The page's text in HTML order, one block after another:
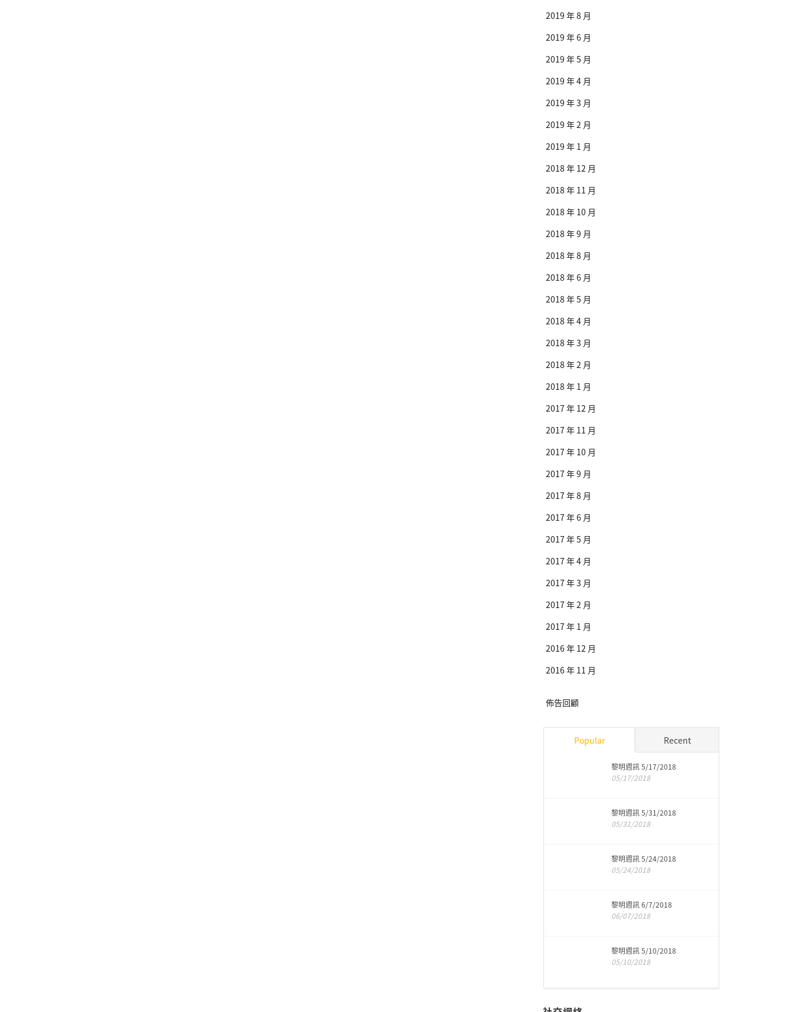
2019 年 8 月
2019 年 6 月
2019 年 5 月
2019 年 4 月
2019 年 3 月
2019 年 2 月
2019 年 1 月
2018 年 12 月
2018 年 11 月
2018 年 10 月
2018 年 9 月
2018 年 8 月
2018 年 6 月
2018 年 5 月
2018 年 4 月
2018 年 3 月
2018 年 2 月
2018 年 1 月
2017 年 12 月
2017 年 11 月
2017 年 10 月
2017 年 9 月
2017 年 8 月
2017 年 6 月
2017 年 5 月
2017 年 4 月
2017 年 3 月
2017 年 2 月
2017 年 1 月
2016 年 12 月
2016 年 11 月
佈告回顧
Popular Recent
黎明週訊 5/17/2018
05/17/2018
黎明週訊 5/31/2018
05/31/2018
黎明週訊 5/24/2018
05/24/2018
黎明週訊 6/7/2018
06/07/2018
黎明週訊 5/10/2018
05/10/2018